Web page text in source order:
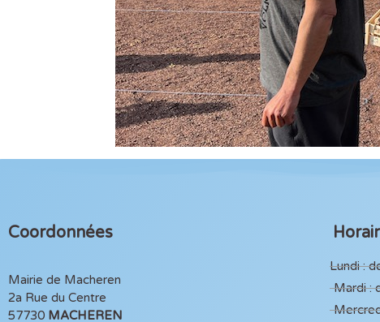
Coordonnées
Mairie de Macheren
2a Rue du Centre
57730 MACHEREN
Lundi :
Mardi :